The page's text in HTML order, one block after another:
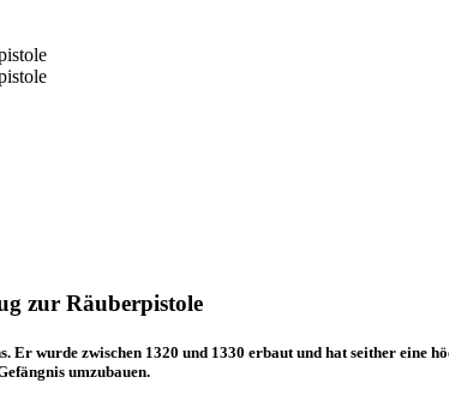
zur Räuberpistole
wurde zwischen 1320 und 1330 erbaut und hat seither eine
umzubauen.